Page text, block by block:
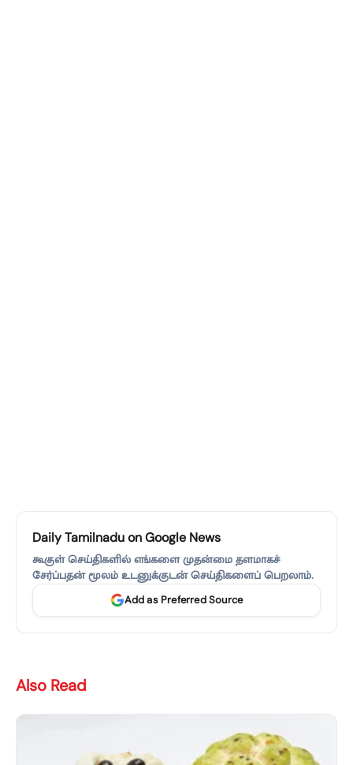
Daily Tamilnadu on Google News
கூகுள் செய்திகளில் எங்களை முதன்மை தளமாகச்
சேர்ப்பதன் மூலம் உடனுக்குடன் செய்திகளைப் பெறலாம்.
Add as Preferred Source
Also Read